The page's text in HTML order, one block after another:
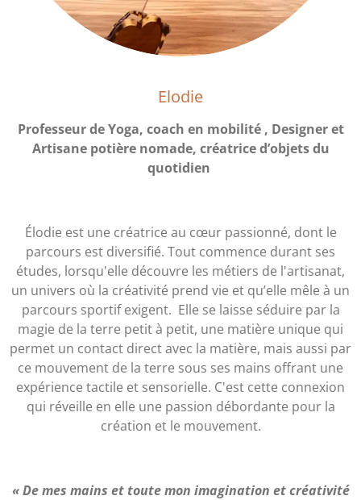
Elodie
Professeur de Yoga, coach en mobilité , Designer et
Artisane potière nomade, créatrice d’objets du
quotidien
Élodie est une créatrice au cœur passionné, dont le
parcours est diversifié. Tout commence durant ses
études, lorsqu'elle découvre les métiers de l'artisanat,
un univers où la créativité prend vie et qu’elle mêle à un
parcours sportif exigent. Elle se laisse séduire par la
magie de la terre petit à petit, une matière unique qui
permet un contact direct avec la matière, mais aussi par
ce mouvement de la terre sous ses mains offrant une
expérience tactile et sensorielle. C'est cette connexion
qui réveille en elle une passion débordante pour la
création et le mouvement.
« De mes mains et toute mon imagination et créativité